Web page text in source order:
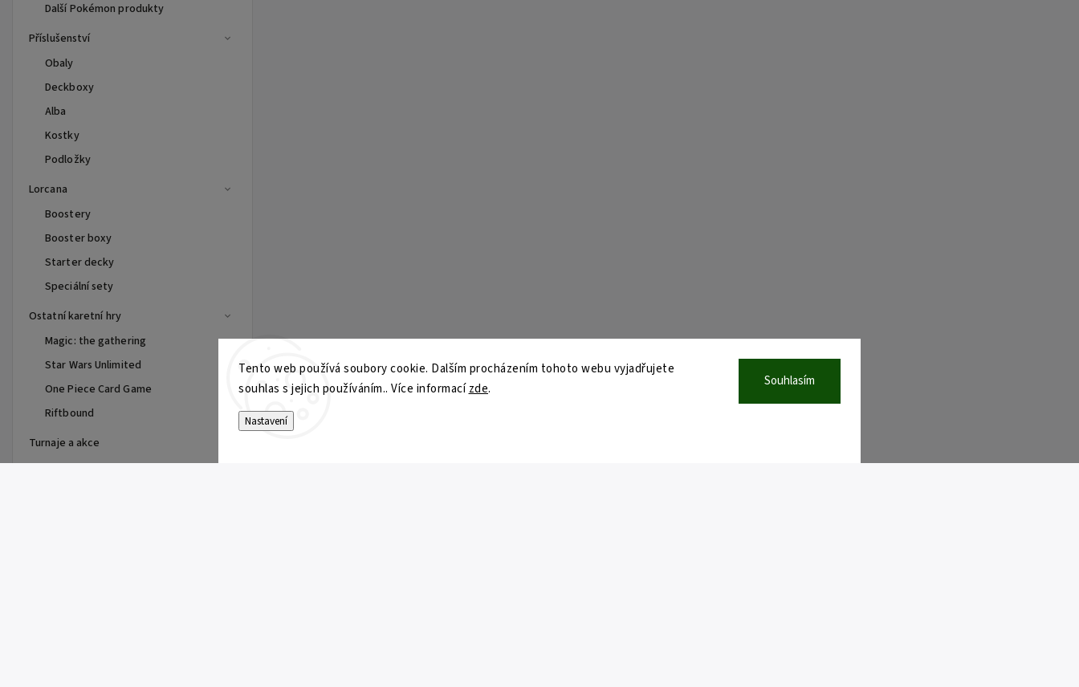
Tento web používá soubory cookie. Dalším procházením tohoto webu vyjadřujete
souhlas s jejich používáním.. Více informacízde.
Nastavení
Souhlasím
Další Pokémon produkty
Příslušenství
Obaly
Deckboxy
Alba
Kostky
Podložky
Lorcana
Boostery
Booster boxy
Starter decky
Speciální sety
Ostatní karetní hry
Magic: the gathering
Star Wars Unlimited
One Piece Card Game
Riftbound
Turnaje a akce